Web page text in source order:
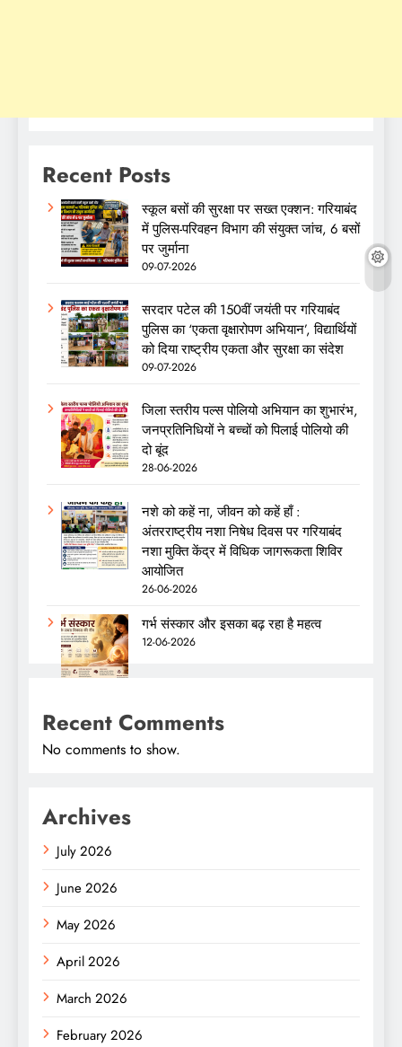
Recent Posts
स्कूल बसों की सुरक्षा पर सख्त एक्शन: गरियाबंद
में पुलिस-परिवहन विभाग की संयुक्त जांच, 6 बसों
पर जुर्माना
09-07-2026
सरदार पटेल की 150वीं जयंती पर गरियाबंद
पुलिस का ‘एकता वृक्षारोपण अभियान’, विद्यार्थियों
को दिया राष्ट्रीय एकता और सुरक्षा का संदेश
09-07-2026
जिला स्तरीय पल्स पोलियो अभियान का शुभारंभ,
जनप्रतिनिधियों ने बच्चों को पिलाई पोलियो की
दो बूंद
28-06-2026
नशे को कहें ना, जीवन को कहें हाँ :
अंतरराष्ट्रीय नशा निषेध दिवस पर गरियाबंद
नशा मुक्ति केंद्र में विधिक जागरूकता शिविर
आयोजित
26-06-2026
गर्भ संस्कार और इसका बढ़ रहा है महत्व
12-06-2026
Recent Comments
No comments to show.
Archives
July 2026
June 2026
May 2026
April 2026
March 2026
February 2026